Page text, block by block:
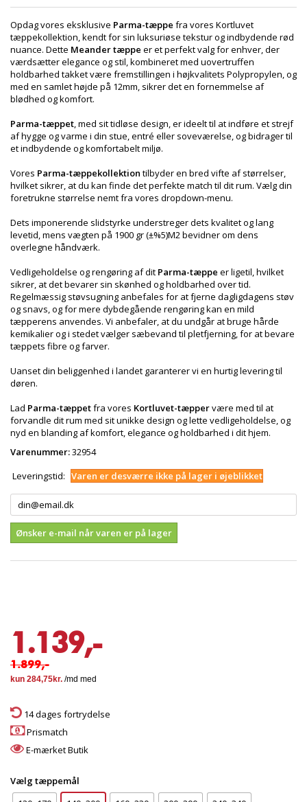
Opdag vores eksklusive Parma-tæppe fra vores Kortluvet
tæppekollektion, kendt for sin luksuriøse tekstur og indbydende rød
nuance. Dette Meander tæppe er et perfekt valg for enhver, der
værdsætter elegance og stil, kombineret med uovertruffen
holdbarhed takket være fremstillingen i højkvalitets Polypropylen, og
med en samlet højde på 12mm, sikrer det en fornemmelse af
blødhed og komfort.
Parma-tæppet, med sit tidløse design, er ideelt til at indføre et strejf
af hygge og varme i din stue, entré eller soveværelse, og bidrager til
et indbydende og komfortabelt miljø.
Vores Parma-tæppekollektion tilbyder en bred vifte af størrelser,
hvilket sikrer, at du kan finde det perfekte match til dit rum. Vælg din
foretrukne størrelse nemt fra vores dropdown-menu.
Dets imponerende slidstyrke understreger dets kvalitet og lang
levetid, mens vægten på 1900 gr (±%5)M2 bevidner om dens
overlegne håndværk.
Vedligeholdelse og rengøring af dit Parma-tæppe er ligetil, hvilket
sikrer, at det bevarer sin skønhed og holdbarhed over tid.
Regelmæssig støvsugning anbefales for at fjerne dagligdagens støv
og snavs, og for mere dybdegående rengøring kan en mild
tæpperens anvendes. Vi anbefaler, at du undgår at bruge hårde
kemikalier og i stedet vælger sæbevand til pletfjerning, for at bevare
tæppets fibre og farver.
Uanset din beliggenhed i landet garanterer vi en hurtig levering til
døren.
Lad Parma-tæppetfra vores Kortluvet-tæppervære med til at
forvandle dit rum med sit unikke design og lette vedligeholdelse, og
nyd en blanding af komfort, elegance og holdbarhed i dit hjem.
Varenummer:32954
Leveringstid: Varen er desværre ikke på lager i øjeblikket
Ønsker e-mail når varen er på lager
1.139,-
1.899,-
14 dages fortrydelse
Prismatch
E-mærket Butik
Vælg tæppemål